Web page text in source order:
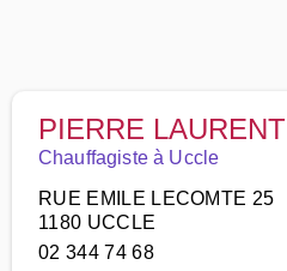
PIERRE LAURENT
Chauffagiste à Uccle
RUE EMILE LECOMTE 25
1180 UCCLE
02 344 74 68